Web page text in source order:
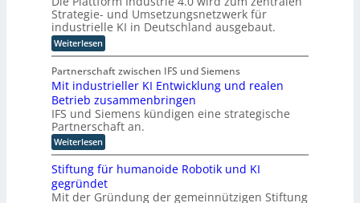
u
n
d
k
ü
n
s
t
l
i
c
h
e
r
m
m
t
i
d
e
r
D
A
C
H
-
I
s
i
s
t
e
n
t
s
t
a
t
t
k
l
a
s
s
Strategie- und Umsetzungsnetzwerk für
industrielle KI in Deutschland ausgebaut.
Weiterlesen:
P
a
t
t
f
o
r
m
I
n
d
u
s
Partnerschaft zwischen IFS und Siemens
Mit industrieller KI Entwicklung und realen
Betrieb zusammenbringen
IFS und Siemens kündigen eine strategische
Partnerschaft an.
Weiterlesen:
M
i
t
i
n
Stiftung für humanoide Robotik und KI
gegründet
Mit der Gründung der gemeinnützigen Stiftung